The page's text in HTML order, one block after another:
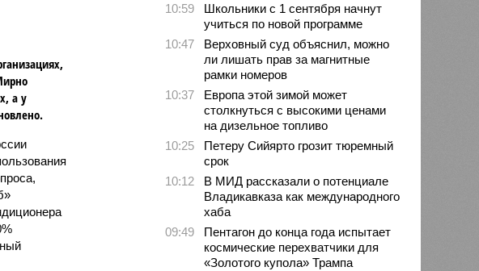
а у
10:59
Школьники с 1 сентября начнут
учиться по новой программе
10:47
Верховный суд объяснил, можно
ли лишать прав за магнитные
рамки номеров
10:37
Европа этой зимой может
столкнуться с высокими ценами
на дизельное топливо
10:25
Петеру Сийярто грозит тюремный
срок
10:12
В МИД рассказали о потенциале
Владикавказа как международного
хаба
09:49
Пентагон до конца года испытает
космические перехватчики для
«Золотого купола» Трампа